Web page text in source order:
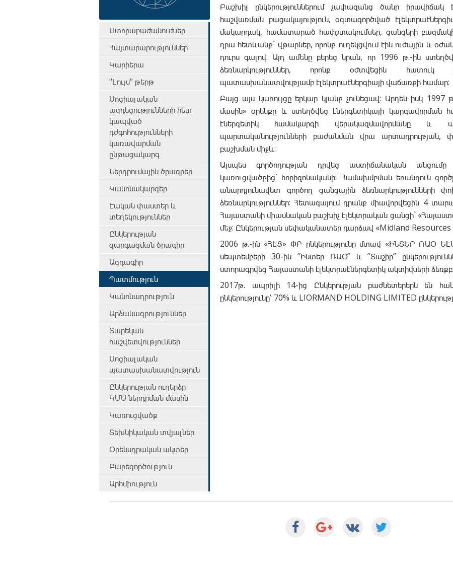
Ստորաբաժանումներ
Հայտարարություններ
Կարիերա
"Լույս" թերթ
Սոցիալական
ազդեցությունների հետ
կապված
դժգոհությունների
կառավարման
ընթացակարգ
Ներդրումային ծրագրեր
Կանոնակարգեր
Էական փաստեր և
տեղեկություններ
Ընկերության
զարգացման ծրագիր
Ազդագիր
Պատմություն
Կանոնադրություն
Արձանագրություններ
Տարեկան
հաշվետվություններ
Սոցիալական
պատասխանատվություն
Ընկերության ուղերձը
ԿՄՍ ներդրման մասին
Կառուցվածք
Տեխնիկական տվյալներ
Օրենսդրական ակտեր
Բարեգործություն
Արհմիություն
Բաշխիչ ընկերություններում չափազանց ծանր իրավիճակ
հաշվառման բացակայություն, օգտագործված
մակարդակ, համատարած հափշտակումներ, ցանցերի բազմակի
դրա հետևանք` վթարներ, որոնք ուղեկցվում էին ուժային և
դուրս գալով: Այդ ամենը բերեց նրան, որ 1996 թ.-ին
ձեռնարկություններ, որոնք օժտվեցին հատուկ
պատասխանատվությամբ էլեկտրաէներգիայի վաճառքի համար:
Բայց այս կառույցը երկար կյանք չունեցավ: Արդեն իսկ 1997
մասին» օրենքը և ստեղծվեց էներգետիկայի կարգավորման
էներգետիկ համակարգի վերակազմավորմանը և
պարտականությունների բաժանման վրա արտադրության,
բաշխման միջև:
Այսպես գործողության դրվեց աստիճանական
կառուցվածքից` հորիզոնականի: Համախմբման եռանդուն
անարդյունավետ գործող ցանցային ձեռնարկությունների
ձեռնարկություններ: Հետագայում դրանք միավորվեցին 4
Հայաստանի միասնական բաշխիչ էլեկտրական ցանցի`
մեջ: Ընկերության սեփականատեր դարձավ «Midland Resources
2006 թ.-ին «ՀԷՑ» ՓԲ ընկերությունը մտավ «ԻՆՏԵՐ ՌԱՕ
սեպտեմբերի 30-ին ՛՛Ինտեր ՌԱՕ՛՛ և ՛՛Տաշիր՛՛
ստորագրվեց Հայաստանի էլեկտրաէներգետիկ ակտիվների
2017թ. ապրիլի 14-ից Ընկերության բաժնետերերն են
ընկերությունը՝ 70% և LIORMAND HOLDING LIMITED